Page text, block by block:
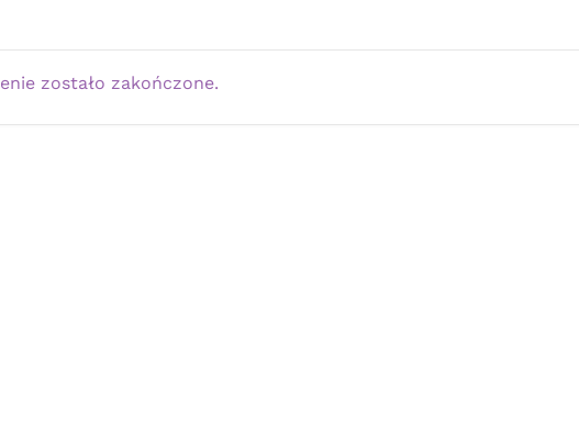
zostało zakończone.